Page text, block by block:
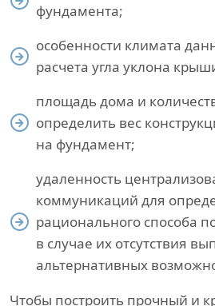
фундамента;
особенности климата
расчета угла уклона
площадь дома и
определить вес
на фундамент;
удаленность
коммуникаций для
рационального способа
в случае их отсутствия
альтернативных
Чтобы построить прочный и